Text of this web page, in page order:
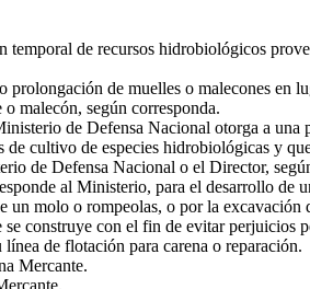
de recursos hidrobiológicos
de muelles o malecones en
malecón, según corresponda.
de Defensa Nacional otorga a una
cultivo de especies hidrobiológicas y
Defensa Nacional o el Director,
al Ministerio, para el desarrollo de
molo o rompeolas, o por la excavación
construye con el fin de evitar perjuicios
de flotación para carena o reparación.
Mercante.